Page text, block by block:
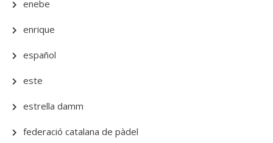
enebe
enrique
español
este
estrella damm
federació catalana de pàdel